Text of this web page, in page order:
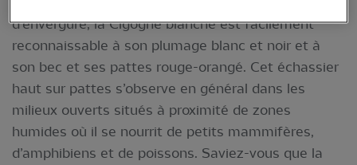
d’envergure, la Cigogne blanche est facilement
reconnaissable à son plumage blanc et noir et à
son bec et ses pattes rouge-orangé. Cet échassier
haut sur pattes s’observe en général dans les
milieux ouverts situés à proximité de zones
humides où il se nourrit de petits mammifères,
d’amphibiens et de poissons. Saviez-vous que la